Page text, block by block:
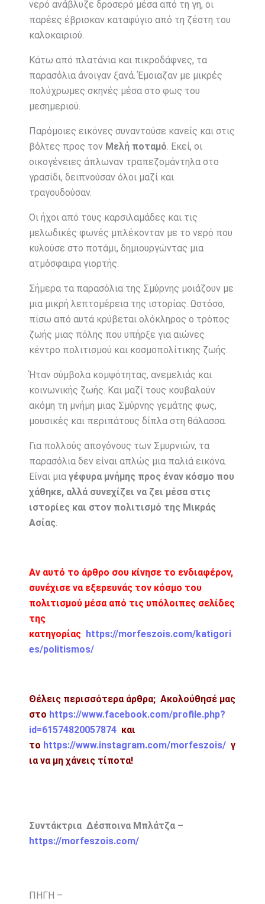
νερό ανάβλυζε δροσερό μέσα από τη γη, οι
παρέες έβρισκαν καταφύγιο από τη ζέστη του
καλοκαιριού.
Κάτω από πλατάνια και πικροδάφνες, τα
παρασόλια άνοιγαν ξανά. Έμοιαζαν με μικρές
πολύχρωμες σκηνές μέσα στο φως του
μεσημεριού.
Παρόμοιες εικόνες συναντούσε κανείς και στις
βόλτες προς τον Μελή ποταμό. Εκεί, οι
οικογένειες άπλωναν τραπεζομάντηλα στο
γρασίδι, δειπνούσαν όλοι μαζί και
τραγουδούσαν.
Οι ήχοι από τους καρσιλαμάδες και τις
μελωδικές φωνές μπλέκονταν με το νερό που
κυλούσε στο ποτάμι, δημιουργώντας μια
ατμόσφαιρα γιορτής.
Σήμερα τα παρασόλια της Σμύρνης μοιάζουν με
μια μικρή λεπτομέρεια της ιστορίας. Ωστόσο,
πίσω από αυτά κρύβεται ολόκληρος ο τρόπος
ζωής μιας πόλης που υπήρξε για αιώνες
κέντρο πολιτισμού και κοσμοπολίτικης ζωής.
Ήταν σύμβολα κομψότητας, ανεμελιάς και
κοινωνικής ζωής. Και μαζί τους κουβαλούν
ακόμη τη μνήμη μιας Σμύρνης γεμάτης φως,
μουσικές και περιπάτους δίπλα στη θάλασσα.
Για πολλούς απογόνους των Σμυρνιών, τα
παρασόλια δεν είναι απλώς μια παλιά εικόνα.
Είναι μια γέφυρα μνήμης προς έναν κόσμο που
χάθηκε, αλλά συνεχίζει να ζει μέσα στις
ιστορίες και στον πολιτισμό της Μικράς
Ασίας.
Αν αυτό το άρθρο σου κίνησε το ενδιαφέρον,
συνέχισε να εξερευνάς τον κόσμο του
πολιτισμού μέσα από τις υπόλοιπες σελίδες
της
κατηγορίας https://morfeszois.com/katigori
es/politismos/
Θέλεις περισσότερα άρθρα; Ακολούθησέ μας
στο https://www.facebook.com/profile.php?
id=61574820057874 και
το https://www.instagram.com/morfeszois/ γ
ια να μη χάνεις τίποτα!
Συντάκτρια Δέσποινα Μπλάτζα –
https://morfeszois.com/
ΠΗΓΗ –